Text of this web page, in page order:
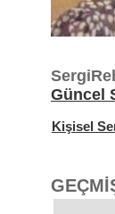
Güncel
Kişisel